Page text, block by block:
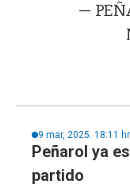
—
9 mar, 2025. 18:11
Peñarol ya
partido